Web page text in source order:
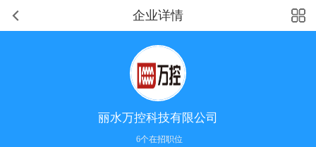
企业详情
丽水万控科技有限公司
6个在招职位